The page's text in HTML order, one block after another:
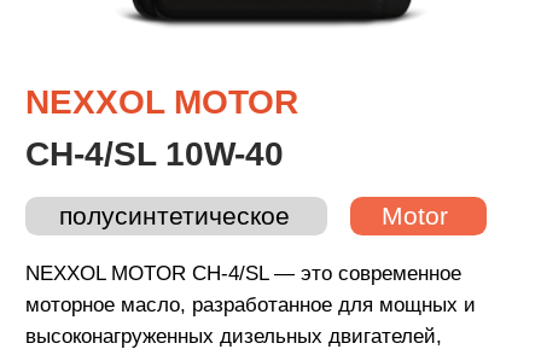
NEXXOL MOTOR CH-4/SL — это современное
автобусах и внедорожной технике. Оно
экологическим стандартам Евро-3 и ниже,
выпускаемых ведущими производителями из
Европы, Азии, США, а также для техники МАЗ
и КАМАЗ.
API CH-4/SL; ACEA E3; MB 228.3; MAN M3275-1;
Cummins CES 20077; Mack EO-M; Deutz DQC II-
СПЕЦИФИКАЦИИ: